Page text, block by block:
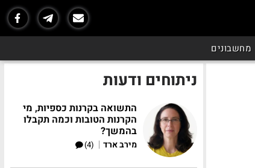
מחשבונים
ניתוחים ודעות
התשואה בקרנות כספיות, מי
הקרנות הטובות וכמה תקבלו
בהמשך?
מירב ארד |
(4)